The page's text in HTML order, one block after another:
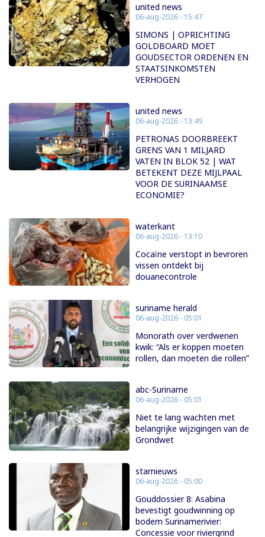
united news
06-aug-2026 - 15:47
SIMONS | OPRICHTING
GOLDBOARD MOET
GOUDSECTOR ORDENEN EN
STAATSINKOMSTEN
VERHOGEN
united news
06-aug-2026 - 13:49
PETRONAS DOORBREEKT
GRENS VAN 1 MILJARD
VATEN IN BLOK 52 | WAT
BETEKENT DEZE MIJLPAAL
VOOR DE SURINAAMSE
ECONOMIE?
waterkant
06-aug-2026 - 13:10
Cocaïne verstopt in bevroren
vissen ontdekt bij
douanecontrole
suriname herald
06-aug-2026 - 05:01
Monorath over verdwenen
kwik: “Als er koppen moeten
rollen, dan moeten die rollen”
abc-Suriname
06-aug-2026 - 05:01
Niet te lang wachten met
belangrijke wijzigingen van de
Grondwet
starnieuws
06-aug-2026 - 05:00
Gouddossier 8: Asabina
bevestigt goudwinning op
bodem Surinamerivier:
Concessie voor riviergrind